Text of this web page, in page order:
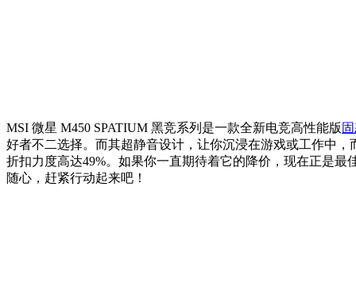
MSI 微星 M450 SPATIUM 黑竞系列是一款全新电竞高性能版
好者不二选择。而其超静音设计，让你沉浸在游戏或工作中
折扣力度高达49%。如果你一直期待着它的降价，现在正是
随心，赶紧行动起来吧！